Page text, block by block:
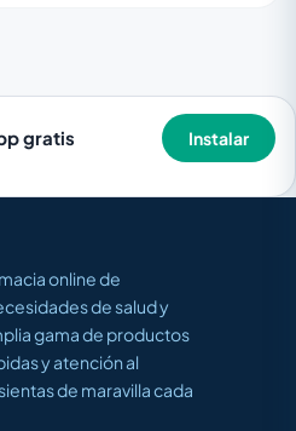
gratis Instalar
online de
de salud y
gama de productos
y atención al
de maravilla cada